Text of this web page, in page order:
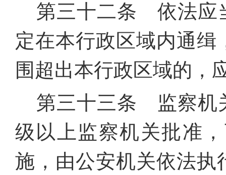
第三十二条 依法应
定在本行政区域内通
围超出本行政区域的，
第三十三条 监察机
级以上监察机关批准
施，由公安机关依法执